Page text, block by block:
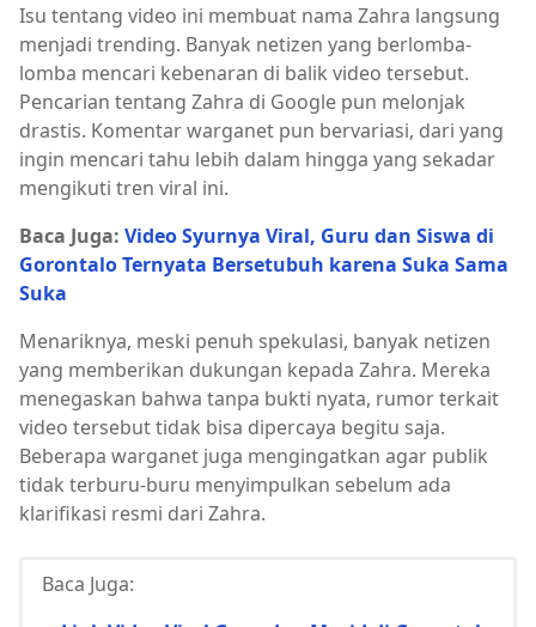
Isu tentang video ini membuat nama Zahra langsung
menjadi trending. Banyak netizen yang berlomba-
lomba mencari kebenaran di balik video tersebut.
Pencarian tentang Zahra di Google pun melonjak
drastis. Komentar warganet pun bervariasi, dari yang
ingin mencari tahu lebih dalam hingga yang sekadar
mengikuti tren viral ini.
Baca Juga: Video Syurnya Viral, Guru dan Siswa di
Gorontalo Ternyata Bersetubuh karena Suka Sama
Suka
Menariknya, meski penuh spekulasi, banyak netizen
yang memberikan dukungan kepada Zahra. Mereka
menegaskan bahwa tanpa bukti nyata, rumor terkait
video tersebut tidak bisa dipercaya begitu saja.
Beberapa warganet juga mengingatkan agar publik
tidak terburu-buru menyimpulkan sebelum ada
klarifikasi resmi dari Zahra.
Baca Juga: